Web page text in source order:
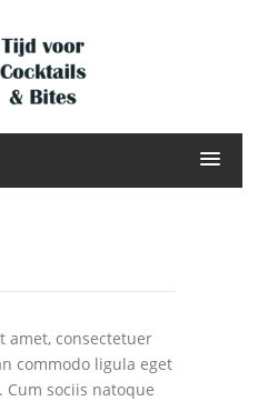
amet, consectetuer
commodo ligula eget
Cum sociis natoque